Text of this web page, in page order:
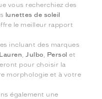
vous recherchiez des
lunettes de soleil
le meilleur rapport
incluant des marques
,Julbo, Persol et
pour choisir la
morphologie et à votre
également une